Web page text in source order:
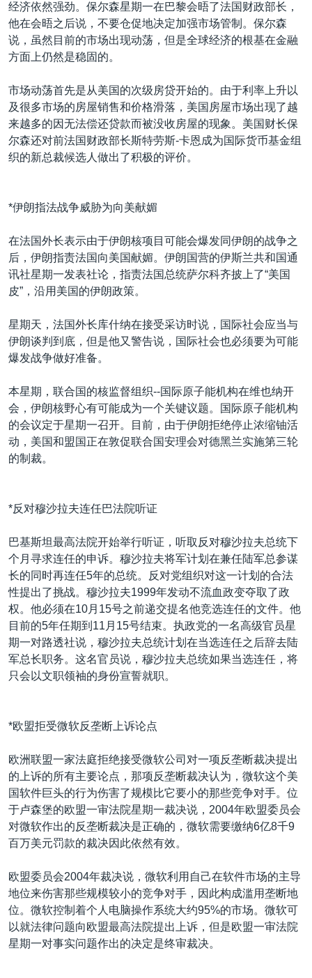
经济依然强劲。保尔森星期一在巴黎会晤了法国财政部长，
他在会晤之后说，不要仓促地决定加强市场管制。保尔森
说，虽然目前的市场出现动荡，但是全球经济的根基在金融
方面上仍然是稳固的。
市场动荡首先是从美国的次级房贷开始的。由于利率上升以
及很多市场的房屋销售和价格滑落，美国房屋市场出现了越
来越多的因无法偿还贷款而被没收房屋的现象。美国财长保
尔森还对前法国财政部长斯特劳斯-卡恩成为国际货币基金组
织的新总裁候选人做出了积极的评价。
*伊朗指法战争威胁为向美献媚
在法国外长表示由于伊朗核项目可能会爆发同伊朗的战争之
后，伊朗指责法国向美国献媚。伊朗国营的伊斯兰共和国通
讯社星期一发表社论，指责法国总统萨尔科齐披上了“美国
皮”，沿用美国的伊朗政策。
星期天，法国外长库什纳在接受采访时说，国际社会应当与
伊朗谈判到底，但是他又警告说，国际社会也必须要为可能
爆发战争做好准备。
本星期，联合国的核监督组织--国际原子能机构在维也纳开
会，伊朗核野心有可能成为一个关键议题。国际原子能机构
的会议定于星期一召开。目前，由于伊朗拒绝停止浓缩铀活
动，美国和盟国正在敦促联合国安理会对德黑兰实施第三轮
的制裁。
*反对穆沙拉夫连任巴法院听证
巴基斯坦最高法院开始举行听证，听取反对穆沙拉夫总统下
个月寻求连任的申诉。穆沙拉夫将军计划在兼任陆军总参谋
长的同时再连任5年的总统。反对党组织对这一计划的合法
性提出了挑战。穆沙拉夫1999年发动不流血政变夺取了政
权。他必须在10月15号之前递交提名他竞选连任的文件。他
目前的5年任期到11月15号结束。执政党的一名高级官员星
期一对路透社说，穆沙拉夫总统计划在当选连任之后辞去陆
军总长职务。这名官员说，穆沙拉夫总统如果当选连任，将
只会以文职领袖的身份宣誓就职。
*欧盟拒受微软反垄断上诉论点
欧洲联盟一家法庭拒绝接受微软公司对一项反垄断裁决提出
的上诉的所有主要论点，那项反垄断裁决认为，微软这个美
国软件巨头的行为伤害了规模比它要小的那些竞争对手。位
于卢森堡的欧盟一审法院星期一裁决说，2004年欧盟委员会
对微软作出的反垄断裁决是正确的，微软需要缴纳6亿8千9
百万美元罚款的裁决因此依然有效。
欧盟委员会2004年裁决说，微软利用自己在软件市场的主导
地位来伤害那些规模较小的竞争对手，因此构成滥用垄断地
位。微软控制着个人电脑操作系统大约95%的市场。微软可
以就法律问题向欧盟最高法院提出上诉，但是欧盟一审法院
星期一对事实问题作出的决定是终审裁决。